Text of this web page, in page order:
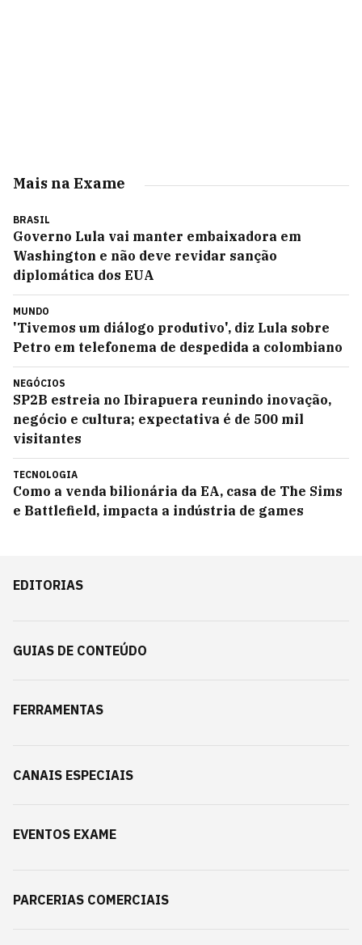
Mais na Exame
BRASIL
Governo Lula vai manter embaixadora em
Washington e não deve revidar sanção
diplomática dos EUA
MUNDO
'Tivemos um diálogo produtivo', diz Lula sobre
Petro em telefonema de despedida a colombiano
NEGÓCIOS
SP2B estreia no Ibirapuera reunindo inovação,
negócio e cultura; expectativa é de 500 mil
visitantes
TECNOLOGIA
Como a venda bilionária da EA, casa de The Sims
e Battlefield, impacta a indústria de games
EDITORIAS
GUIAS DE CONTEÚDO
FERRAMENTAS
CANAIS ESPECIAIS
EVENTOS EXAME
PARCERIAS COMERCIAIS